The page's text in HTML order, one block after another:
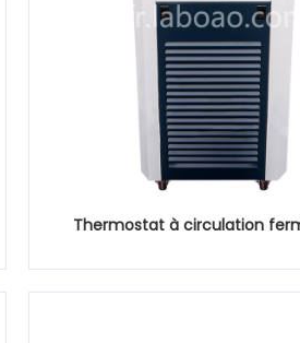
Thermostat à circulation